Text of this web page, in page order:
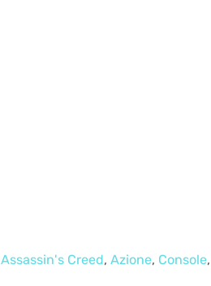
Assassin's Creed, Azione, Console,